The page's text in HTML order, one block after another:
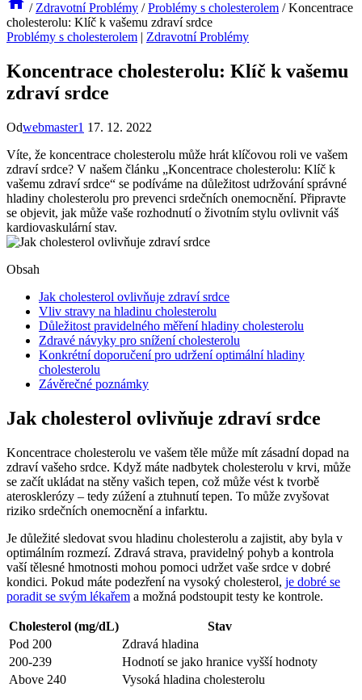
/ Zdravotní Problémy / Problémy s cholesterolem / Koncentrace
cholesterolu: Klíč k vašemu zdraví srdce
Problémy s cholesterolem | Zdravotní Problémy
Koncentrace cholesterolu: Klíč k vašemu
zdraví srdce
Odwebmaster1 17. 12. 2022
Víte, že koncentrace cholesterolu může hrát klíčovou roli ve vašem
zdraví srdce? V našem článku „Koncentrace cholesterolu: Klíč k
vašemu zdraví srdce“ se podíváme na důležitost udržování správné
hladiny cholesterolu pro prevenci srdečních onemocnění. Připravte
se objevit, jak může vaše rozhodnutí o životním stylu ovlivnit váš
kardiovaskulární stav.
Obsah
Jak cholesterol ovlivňuje zdraví srdce
Vliv stravy na hladinu cholesterolu
Důležitost pravidelného měření hladiny cholesterolu
Zdravé návyky pro snížení cholesterolu
Konkrétní doporučení pro udržení optimální hladiny
cholesterolu
Závěrečné poznámky
Jak cholesterol ovlivňuje zdraví srdce
Koncentrace cholesterolu ve vašem těle může mít zásadní dopad na
zdraví vašeho srdce. Když máte nadbytek cholesterolu v krvi, může
se začít ukládat na stěny vašich tepen, což může vést k tvorbě
aterosklerózy – tedy zúžení a ztuhnutí tepen. To může zvyšovat
riziko srdečních onemocnění a infarktu.
Je důležité sledovat svou hladinu cholesterolu a zajistit, aby byla v
optimálním rozmezí. Zdravá strava, pravidelný pohyb a kontrola
vaší tělesné hmotnosti mohou pomoci udržet vaše srdce v dobré
kondici. Pokud máte podezření na vysoký cholesterol, je dobré se
poradit se svým lékařem a možná podstoupit testy ke kontrole.
Cholesterol (mg/dL)
Stav
Pod 200
Zdravá hladina
200-239
Hodnotí se jako hranice vyšší hodnoty
Above 240
Vysoká hladina cholesterolu